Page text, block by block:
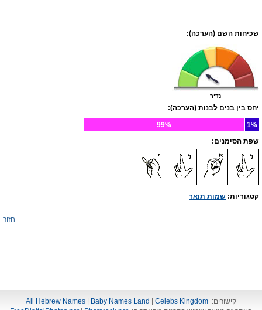
שכיחות השם (הערכה):
נדיר
יחס בין בנים לבנות (הערכה):
1%
99%
שפת הסימנים:
קטגוריות: שמות תואר
חזור
קישורים: All Hebrew Names Baby Names Land
Celebs Kingdom